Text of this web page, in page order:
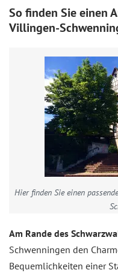
So finden Sie einen
Villingen-
Hier finden Sie einen
Am Rande des
Schwenningen den
Bequemlichkeiten einer